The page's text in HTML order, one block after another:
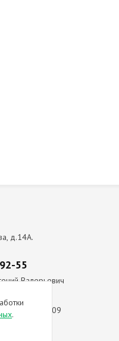
д.14А.
55
Валерьевич
/ ОГРН ИП
от 25.02.2009
.